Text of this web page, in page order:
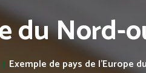
du Nord-
Exemple de pays de l'Europe